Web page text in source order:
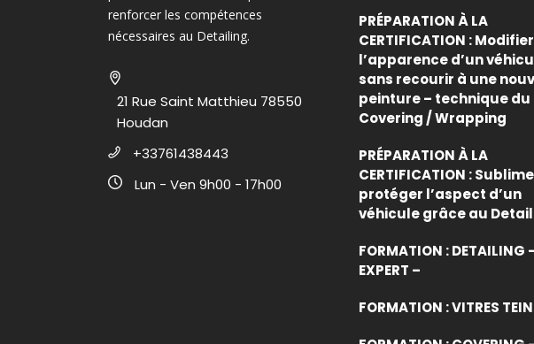
renforcer les compétences
nécessaires au Detailing.
21 Rue Saint Matthieu 78550
Houdan
+33761438443
Lun - Ven 9h00 - 17h00
PRÉPARATION À LA
CERTIFICATION : Modifier
l’apparence d’un
sans recourir à une
peinture – technique du
Covering / Wrapping
PRÉPARATION À LA
CERTIFICATION :
protéger l’aspect d’un
véhicule grâce au
FORMATION : DETAILING
EXPERT –
FORMATION : VITRES